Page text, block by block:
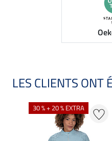
LES CLIENTS ONT
30 % + 20 % EXTRA